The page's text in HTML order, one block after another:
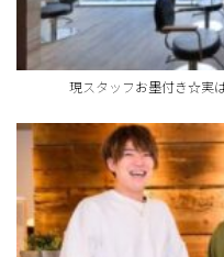
現スタッフお墨付き☆実